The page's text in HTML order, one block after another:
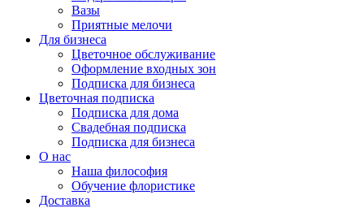
Вазы
Приятные мелочи
Для бизнеса
Цветочное обслуживание
Оформление входных зон
Подписка для бизнеса
Цветочная подписка
Подписка для дома
Свадебная подписка
Подписка для бизнеса
О нас
Наша философия
Обучение флористике
Доставка